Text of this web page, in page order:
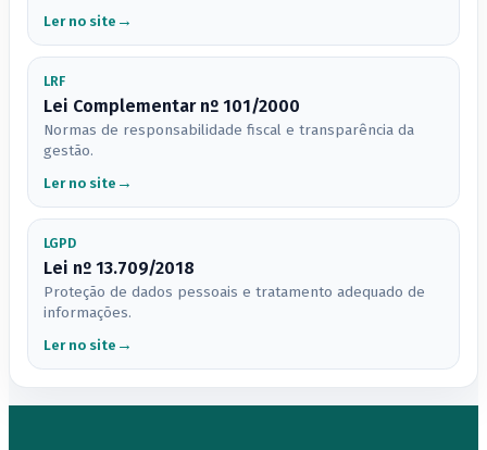
Ler no site
LRF
Lei Complementar nº 101/2000
Normas de responsabilidade fiscal e transparência da
gestão.
Ler no site
LGPD
Lei nº 13.709/2018
Proteção de dados pessoais e tratamento adequado de
informações.
Ler no site